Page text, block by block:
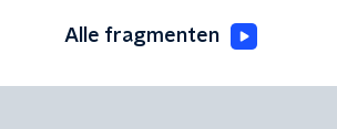
Alle fragmenten